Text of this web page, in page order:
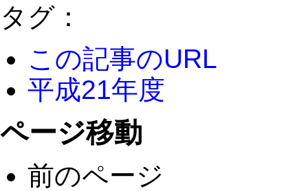
タグ：
この記事のURL
平成21年度
ページ移動
前のページ